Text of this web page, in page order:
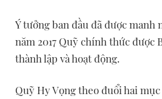
Ý tưởng ban đầu đã được manh
năm 2017 Quỹ chính thức được
thành lập và hoạt động.
Quỹ Hy Vọng theo đuổi hai